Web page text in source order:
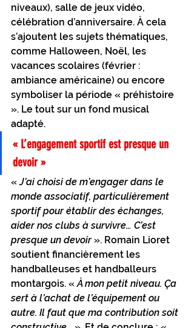
niveaux), salle de jeux vidéo,
célébration d’anniversaire. À cela
s’ajoutent les sujets thématiques,
comme Halloween, Noël, les
vacances scolaires (février :
ambiance américaine) ou encore
symboliser la période « préhistoire
». Le tout sur un fond musical
adapté.
« L’engagement sportif est presque un
devoir »
« J’ai choisi de m’engager dans le
monde associatif, particulièrement
sportif pour établir des échanges,
aider nos clubs à survivre… C’est
presque un devoir ». Romain Lioret
soutient financièrement les
handballeuses et handballeurs
montargois. « À mon petit niveau. Ça
sert à l’achat de l’équipement ou
autre. Il faut que ma contribution soit